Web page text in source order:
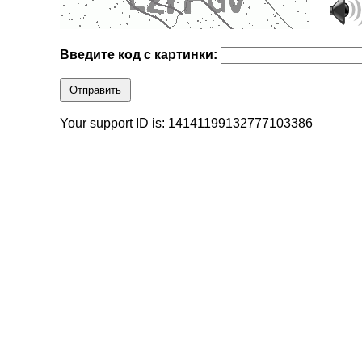
Введите код с картинки:
Отправить
Your support ID is: 14141199132777103386